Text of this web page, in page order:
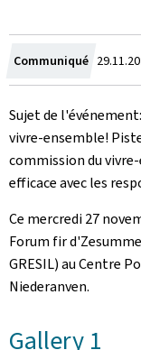
Communiqué Crée
le
Sujet de l'événement:
vivre-ensemble!
commission du
efficace avec les
Ce mercredi 27
Forum fir
GRESIL) au Centre
Niederanven.
Gallery 1